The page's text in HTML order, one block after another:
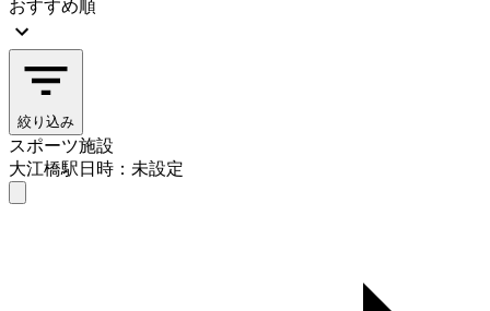
おすすめ順
絞り込み
スポーツ施設
大江橋駅日時：未設定